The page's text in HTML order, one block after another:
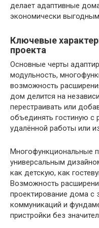
делает адаптивные
экономически
Ключевые
проекта
Основные черты
модульность,
возможность
дом делится на
перестраивать или
объединять гостиную с
удалённой работы или
Многофункциональные
универсальным
как детскую, как
Возможность
проектирование дома
коммуникаций и
пристройки без